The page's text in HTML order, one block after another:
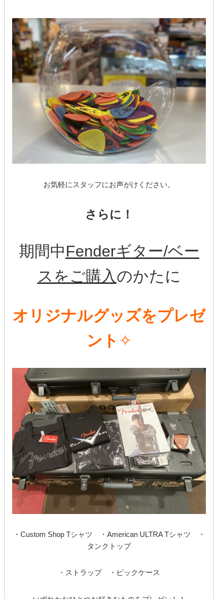
お気軽にスタッフにお声がけください。
さらに！
期間中Fenderギター/ベー
スをご購入のかたに
オリジナルグッズをプレゼ
ント ✧
・Custom Shop Tシャツ ・American ULTRA Tシャツ ・
タンクトップ
・ストラップ ・ピックケース